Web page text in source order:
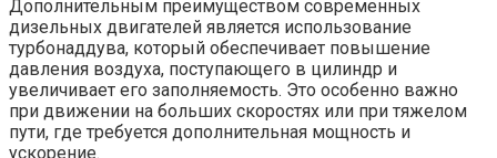
Дополнительным преимуществом современных
дизельных двигателей является использование
турбонаддува, который обеспечивает повышение
давления воздуха, поступающего в цилиндр и
увеличивает его заполняемость. Это особенно важно
при движении на больших скоростях или при тяжелом
пути, где требуется дополнительная мощность и
ускорение.